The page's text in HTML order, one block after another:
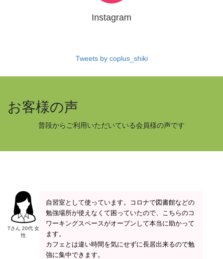
Instagram
Tweets by coplus_shiki
お客様の声
普段からご利用いただいている会員様の声です
Tさん 20代 女
性
自習室として使っています。コロナで図書館などの
勉強場所が使えなくて困っていたので、こちらのコ
ワーキングスペースがオープンして本当に助かって
ます。
カフェとは違い時間を気にせずに長居出来るので勉
強に集中できます。